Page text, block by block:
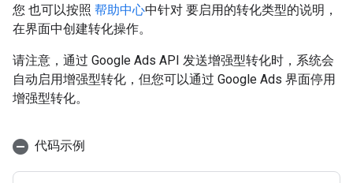
您 也可以按照 帮助中心中针对 要启用的转化类型的说明，
在界面中创建转化操作。
请注意，通过 Google Ads API 发送增强型转化时，系统会
自动启用增强型转化，但您可以通过 Google Ads 界面停用
增强型转化。
代码示例